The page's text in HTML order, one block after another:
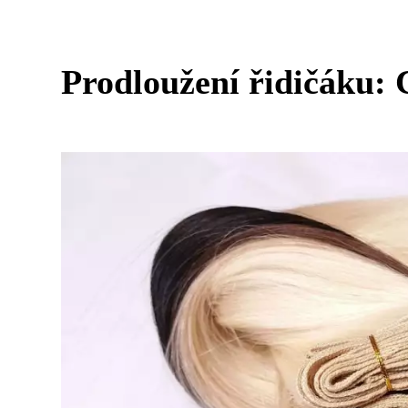
Prodloužení řidičáku: